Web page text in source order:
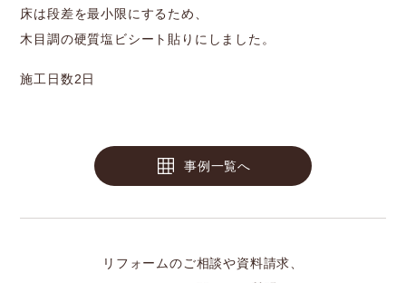
床は段差を最小限にするため、
木目調の硬質塩ビシート貼りにしました。
施工日数2日
事例一覧へ
リフォームのご相談や資料請求、